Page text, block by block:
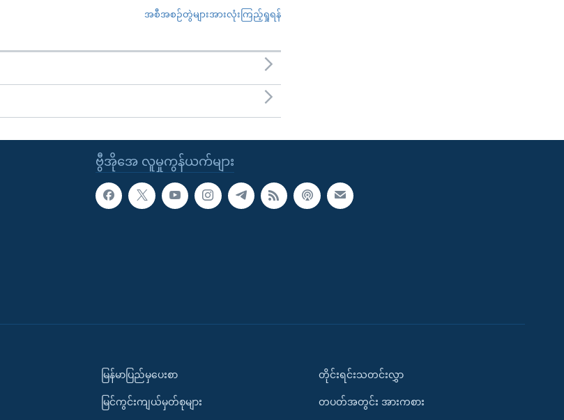
အစီအစဉ်တွဲများအားလုံးကြည့်ရှုရန်
ဗွီအိုအေ လူမှုကွန်ယက်များ
မြန်မာပြည်မှပေးစာ
မြင်ကွင်းကျယ်မှတ်စုများ
တိုင်းရင်းသတင်းလွှာ
တပတ်အတွင်း အားကစား